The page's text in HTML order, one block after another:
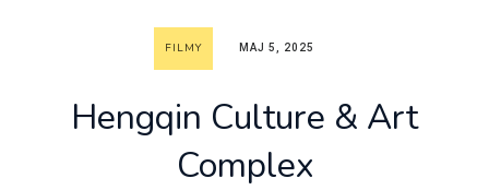
FILMY MAJ 5, 2025
Hengqin Culture & Art
Complex